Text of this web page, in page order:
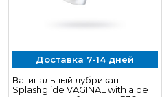
Доставка 7-14 дней
Вагинальный лубрикант
Splashglide VAGINAL with aloe